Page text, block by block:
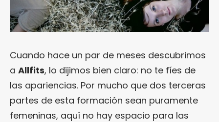
Cuando hace un par de meses descubrimos
a Allfits, lo dijimos bien claro: no te fíes de
las apariencias. Por mucho que dos terceras
partes de esta formación sean puramente
femeninas, aquí no hay espacio para las